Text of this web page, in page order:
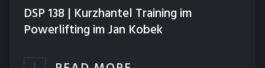
DSP 138 | Kurzhantel Training im
Powerlifting im Jan Kobek